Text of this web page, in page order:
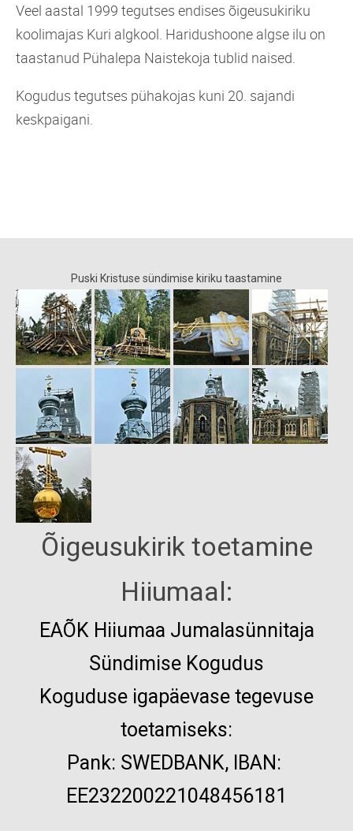
Veel aastal 1999 tegutses endises õigeusukiriku
koolimajas Kuri algkool. Haridushoone algse ilu on
taastanud Pühalepa Naistekoja tublid naised.
Kogudus tegutses pühakojas kuni 20. sajandi
keskpaigani.
Puski Kristuse sündimise kiriku taastamine
Õigeusukirik toetamine
Hiiumaal:
EAÕK Hiiumaa Jumalasünnitaja
Sündimise Kogudus
Koguduse igapäevase tegevuse
toetamiseks:
Pank: SWEDBANK, IBAN:
EE232200221048456181